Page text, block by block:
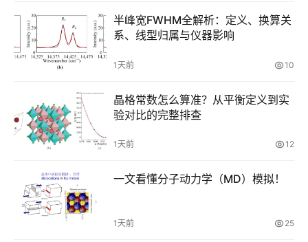
S
P
计
算
半峰宽FWHM全解析：定义、换算关
系、线型归属与仪器影响
1天前 10
晶格常数怎么算准？从平衡定义到实
验对比的完整排查
1天前 12
一文看懂分子动力学（MD）模拟！
1天前 25